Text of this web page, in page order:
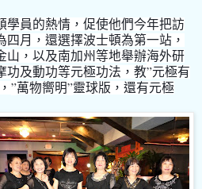
學員的熱情，促使他們今年把訪
月，還選擇波士頓為第一站，
山，以及南加州等地舉辦海外研
功及動功等元極功法，教”元極有
”萬物嚮明”靈球版，還有元極